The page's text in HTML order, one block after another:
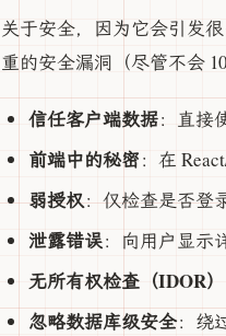
关于安全，因为它会引发
重的安全漏洞（尽管不会
信任客户端数据：直接
前端中的秘密：在
弱授权：仅检查是否登
泄露错误：向用户显示
无所有权检查（IDOR）
忽略数据库级安全：绕